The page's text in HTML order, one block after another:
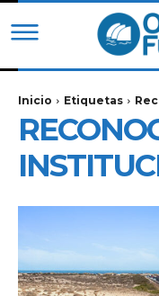
Inicio Etiquetas